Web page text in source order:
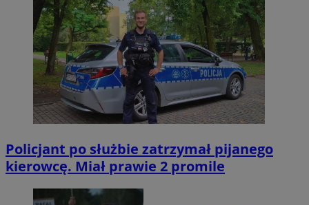
Policjant po służbie zatrzymał pijanego
kierowcę. Miał prawie 2 promile